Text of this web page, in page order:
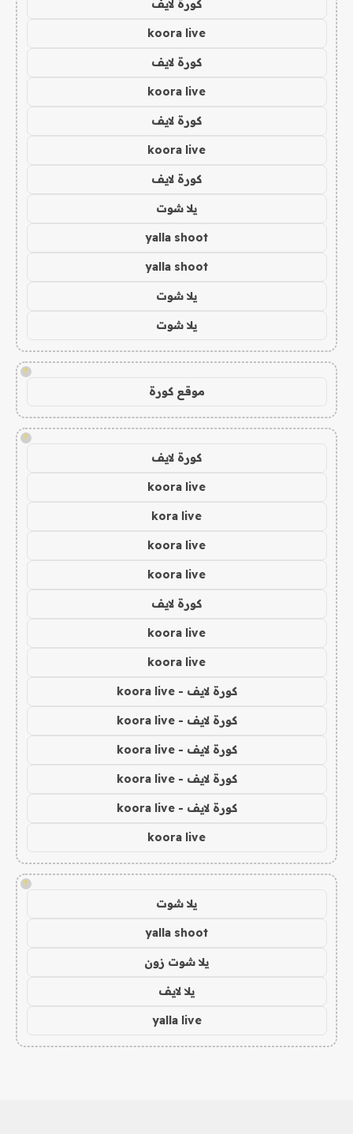
كورة لايف
koora live
كورة لايف
koora live
كورة لايف
koora live
كورة لايف
يلا شوت
yalla shoot
yalla shoot
يلا شوت
يلا شوت
!
موقع كورة
!
كورة لايف
koora live
kora live
koora live
koora live
كورة لايف
koora live
koora live
كورة لايف - koora live
كورة لايف - koora live
كورة لايف - koora live
كورة لايف - koora live
كورة لايف - koora live
koora live
!
يلا شوت
yalla shoot
يلا شوت زون
يلا لايف
yalla live